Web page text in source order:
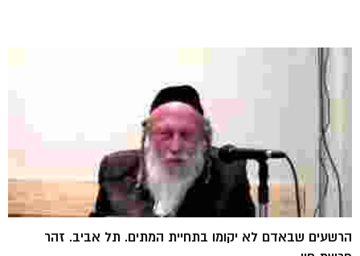
הרשעים שבאדם לא יקומו בתחיית המתים. תל אביב. זהר